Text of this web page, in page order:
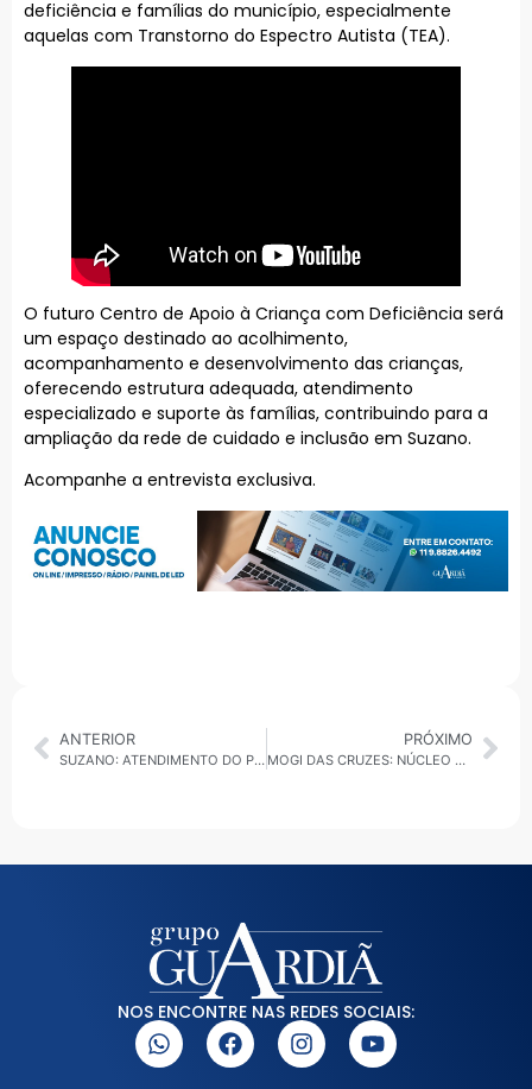
deficiência e famílias do município, especialmente
aquelas com Transtorno do Espectro Autista (TEA).
O futuro Centro de Apoio à Criança com Deficiência será
um espaço destinado ao acolhimento,
acompanhamento e desenvolvimento das crianças,
oferecendo estrutura adequada, atendimento
especializado e suporte às famílias, contribuindo para a
ampliação da rede de cuidado e inclusão em Suzano.
Acompanhe a entrevista exclusiva.
ANTERIOR
SUZANO: ATENDIMENTO DO POLO DE EMPREGABILIDADE INCLUSIVA É RETOMADO NESTA QUINTA-FEIRA (12)
PRÓXIMO
MOGI DAS CRUZES: NÚCLEO DE BEM-ESTAR ANIMAL (NUBEA) TEM ANIMAIS ABRIGADOS DISPONÍVEIS PARA ADOÇÃO
NOS ENCONTRE NAS REDES SOCIAIS: